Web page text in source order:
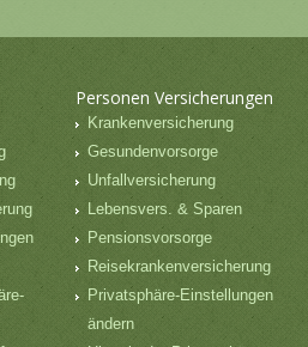
Personen Versicherungen
Krankenversicherung
Gesundenvorsorge
Unfallversicherung
Lebensvers. & Sparen
Pensionsvorsorge
Reisekrankenversicherung
Privatsphäre-Einstellungen
ändern